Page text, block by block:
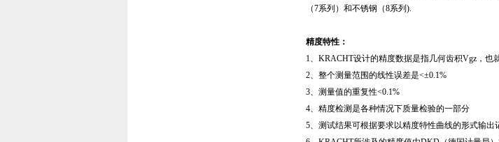
（7系列）和不锈钢（8系列).
精度特性：
1、KRACHT设计的精度数据是指几何齿积Vgz，也
2、整个测量范围的线性误差是<±0.1%
3、测量值的重复性<0.1%
4、精度检测是各种情况下质量检验的一部分
5、测试结果可根据要求以精度特性曲线的形式输出